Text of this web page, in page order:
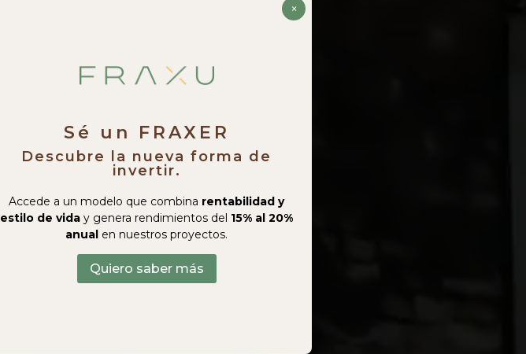
×
Sé un FRAXER
Descubre la nueva forma de
invertir.
Accede a un modelo que combina rentabilidad y
estilo de vida y genera rendimientos del 15% al 20%
anual en nuestros proyectos.
Quiero saber más